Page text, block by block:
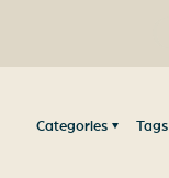
Categories Tags